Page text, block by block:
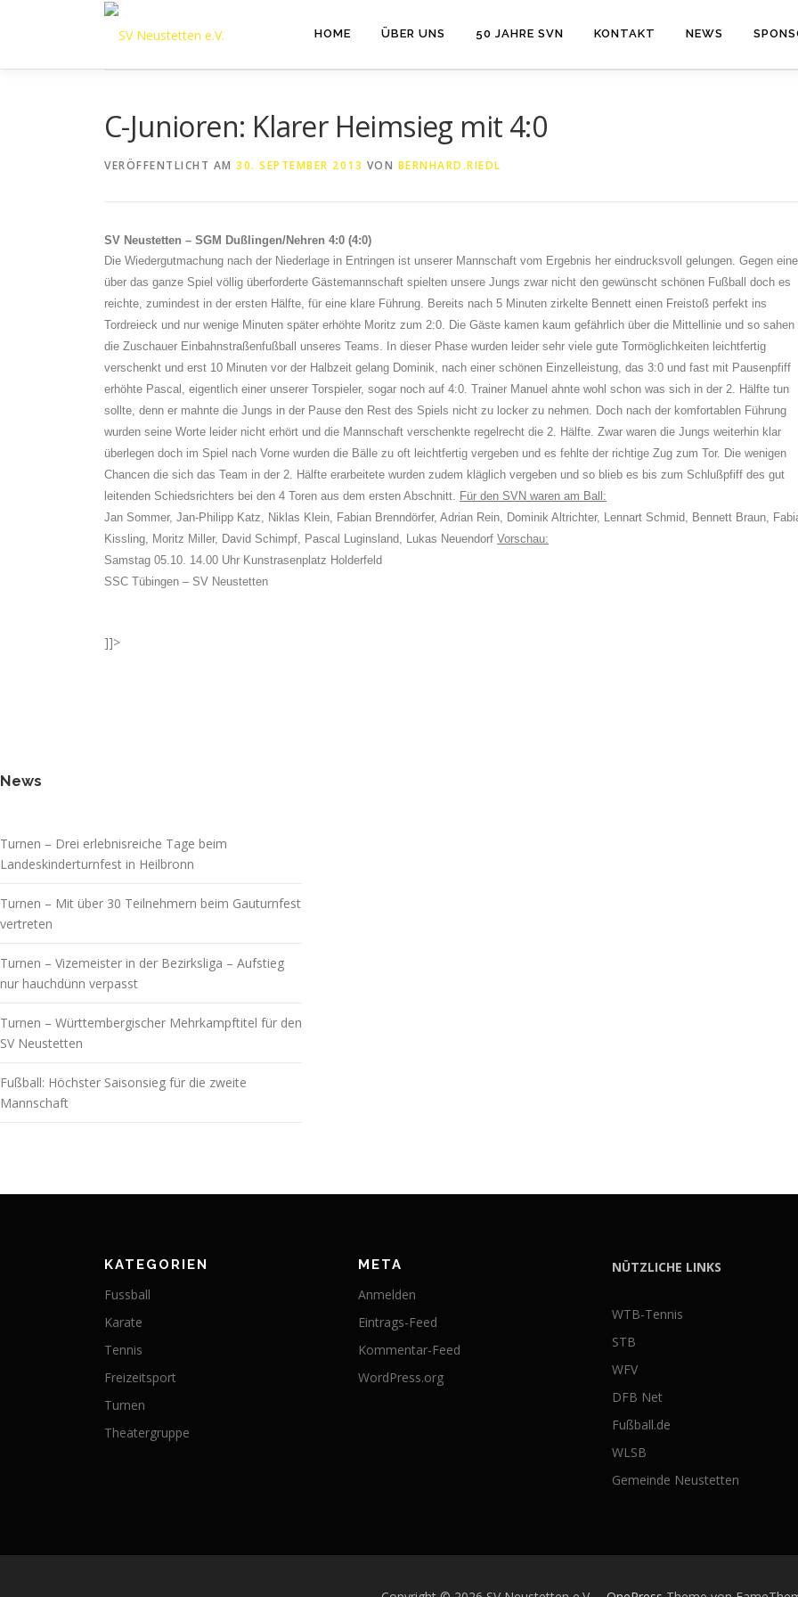
HOME ÜBER UNS 50 JAHRE SVN KONTAKT NEWS
C-Junioren: Klarer Heimsieg mit 4:0
VERÖFFENTLICHT AM 30. SEPTEMBER 2013 VON BERNHARD.RIEDL
SV Neustetten – SGM Dußlingen/Nehren 4:0 (4:0)
Die Wiedergutmachung nach der Niederlage in Entringen ist unserer Mannschaft vom Ergebnis her eindrucksvoll gelungen. Gegen eine
über das ganze Spiel völlig überforderte Gästemannschaft spielten unsere Jungs zwar nicht den gewünscht schönen Fußball doch es
reichte, zumindest in der ersten Hälfte, für eine klare Führung. Bereits nach 5 Minuten zirkelte Bennett einen Freistoß perfekt ins
Tordreieck und nur wenige Minuten später erhöhte Moritz zum 2:0. Die Gäste kamen kaum gefährlich über die Mittellinie und so sahen
die Zuschauer Einbahnstraßenfußball unseres Teams. In dieser Phase wurden leider sehr viele gute Tormöglichkeiten leichtfertig
verschenkt und erst 10 Minuten vor der Halbzeit gelang Dominik, nach einer schönen Einzelleistung, das 3:0 und fast mit Pausenpfiff
erhöhte Pascal, eigentlich einer unserer Torspieler, sogar noch auf 4:0. Trainer Manuel ahnte wohl schon was sich in der 2. Hälfte tun
sollte, denn er mahnte die Jungs in der Pause den Rest des Spiels nicht zu locker zu nehmen. Doch nach der komfortablen Führung
wurden seine Worte leider nicht erhört und die Mannschaft verschenkte regelrecht die 2. Hälfte. Zwar waren die Jungs weiterhin klar
überlegen doch im Spiel nach Vorne wurden die Bälle zu oft leichtfertig vergeben und es fehlte der richtige Zug zum Tor. Die wenigen
Chancen die sich das Team in der 2. Hälfte erarbeitete wurden zudem kläglich vergeben und so blieb es bis zum Schlußpfiff des gut
leitenden Schiedsrichters bei den 4 Toren aus dem ersten Abschnitt.
Für den SVN waren am Ball:
Jan Sommer, Jan-Philipp Katz, Niklas Klein, Fabian Brenndörfer, Adrian Rein, Dominik Altrichter, Lennart Schmid, Bennett Braun,
Kissling, Moritz Miller, David Schimpf, Pascal Luginsland, Lukas Neuendorf Vorschau:
Samstag 05.10. 14.00 Uhr Kunstrasenplatz Holderfeld
SSC Tübingen – SV Neustetten
]]>
News
Turnen – Drei erlebnisreiche Tage beim
Landeskinderturnfest in Heilbronn
Turnen – Mit über 30 Teilnehmern beim Gauturnfest
vertreten
Turnen – Vizemeister in der Bezirksliga – Aufstieg
nur hauchdünn verpasst
Turnen – Württembergischer Mehrkampftitel für den
SV Neustetten
Fußball: Höchster Saisonsieg für die zweite
Mannschaft
KATEGORIEN
Fussball
Karate
Tennis
Freizeitsport
Turnen
Theatergruppe
META
Anmelden
Eintrags-Feed
Kommentar-Feed
WordPress.org
NÜTZLICHE LINKS
WTB-Tennis
STB
WFV
DFB Net
Fußball.de
WLSB
Gemeinde Neustetten